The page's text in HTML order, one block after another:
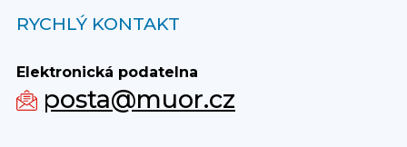
RYCHLÝ KONTAKT
Elektronická podatelna
posta@muor.cz